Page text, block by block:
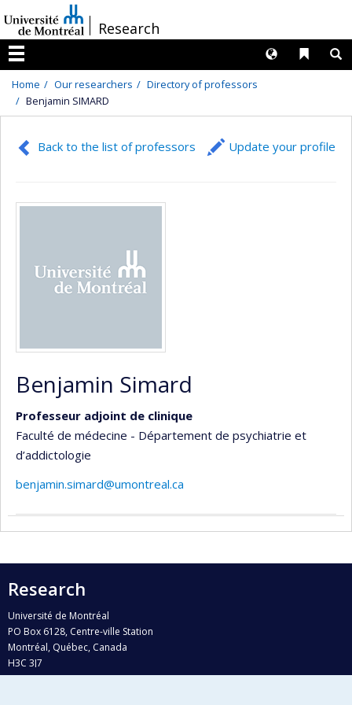
au
contenu
/Research
Menu
Liens
Langues
Home Our researchers
Directory of professors
Benjamin SIMARD
Back to the list of professors Update your profile
Benjamin Simard
Professeur adjoint de clinique
Faculté de médecine - Département de psychiatrie et
d’addictologie
benjamin.simard@umontreal.ca
Research
Université de Montréal
PO Box 6128, Centre-ville Station
Montréal, Québec, Canada
H3C 3J7